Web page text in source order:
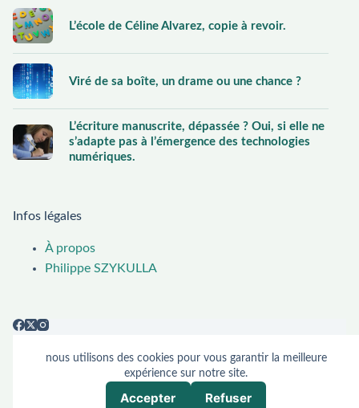
nous utilisons des cookies pour vous garantir la meilleure
expérience sur notre site.
Accepter Refuser
L’école de Céline Alvarez, copie à revoir.
Viré de sa boîte, un drame ou une chance ?
L’écriture manuscrite, dépassée ? Oui, si elle ne
s’adapte pas à l’émergence des technologies
numériques.
Infos légales
À propos
Philippe SZYKULLA
Philippe SZYKULLA
Copyright © 2026 - Thème WordPress par